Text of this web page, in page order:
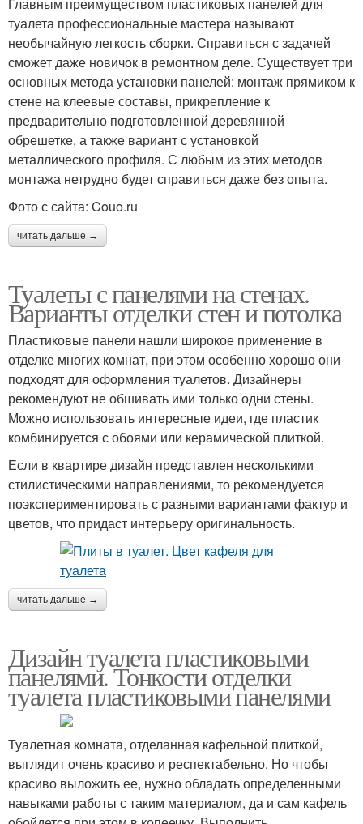
туалета профессиональные мастера называют
необычайную легкость сборки. Справиться с задачей
сможет даже новичок в ремонтном деле. Существует три
основных метода установки панелей: монтаж прямиком к
стене на клеевые составы, прикрепление к
предварительно подготовленной деревянной
обрешетке, а также вариант с установкой
металлического профиля. С любым из этих методов
монтажа нетрудно будет справиться даже без опыта.
Фото с сайта: Couo.ru
читать дальше →
Туалеты с панелями на стенах.
Варианты отделки стен и потолка
Пластиковые панели нашли широкое применение в
отделке многих комнат, при этом особенно хорошо они
подходят для оформления туалетов. Дизайнеры
рекомендуют не обшивать ими только одни стены.
Можно использовать интересные идеи, где пластик
комбинируется с обоями или керамической плиткой.
Если в квартире дизайн представлен несколькими
стилистическими направлениями, то рекомендуется
поэкспериментировать с разными вариантами фактур и
цветов, что придаст интерьеру оригинальность.
читать дальше →
Дизайн туалета пластиковыми
панелями. Тонкости отделки
туалета пластиковыми панелями
Туалетная комната, отделанная кафельной плиткой,
выглядит очень красиво и респектабельно. Но чтобы
красиво выложить ее, нужно обладать определенными
навыками работы с таким материалом, да и сам кафель